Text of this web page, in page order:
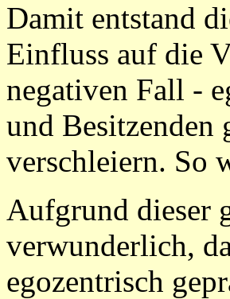
Damit entstand
Einfluss auf die
negativen Fall -
und Besitzenden
verschleiern. So
Aufgrund dieser
verwunderlich,
egozentrisch